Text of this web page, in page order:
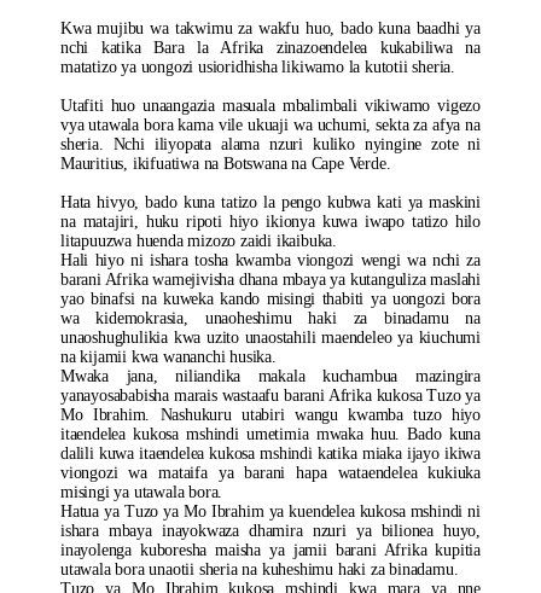
Kwa mujibu wa takwimu za wakfu huo, bado kuna baadhi ya
nchi katika Bara la Afrika zinazoendelea kukabiliwa na
matatizo ya uongozi usioridhisha likiwamo la kutotii sheria.
Utafiti huo unaangazia masuala mbalimbali vikiwamo vigezo
vya utawala bora kama vile ukuaji wa uchumi, sekta za afya na
sheria. Nchi iliyopata alama nzuri kuliko nyingine zote ni
Mauritius, ikifuatiwa na Botswana na Cape Verde.
Hata hivyo, bado kuna tatizo la pengo kubwa kati ya maskini
na matajiri, huku ripoti hiyo ikionya kuwa iwapo tatizo hilo
litapuuzwa huenda mizozo zaidi ikaibuka.
Hali hiyo ni ishara tosha kwamba viongozi wengi wa nchi za
barani Afrika wamejivisha dhana mbaya ya kutanguliza maslahi
yao binafsi na kuweka kando misingi thabiti ya uongozi bora
wa kidemokrasia, unaoheshimu haki za binadamu na
unaoshughulikia kwa uzito unaostahili maendeleo ya kiuchumi
na kijamii kwa wananchi husika.
Mwaka jana, niliandika makala kuchambua mazingira
yanayosababisha marais wastaafu barani Afrika kukosa Tuzo ya
Mo Ibrahim. Nashukuru utabiri wangu kwamba tuzo hiyo
itaendelea kukosa mshindi umetimia mwaka huu. Bado kuna
dalili kuwa itaendelea kukosa mshindi katika miaka ijayo ikiwa
viongozi wa mataifa ya barani hapa wataendelea kukiuka
misingi ya utawala bora.
Hatua ya Tuzo ya Mo Ibrahim ya kuendelea kukosa mshindi ni
ishara mbaya inayokwaza dhamira nzuri ya bilionea huyo,
inayolenga kuboresha maisha ya jamii barani Afrika kupitia
utawala bora unaotii sheria na kuheshimu haki za binadamu.
Tuzo ya Mo Ibrahim kukosa mshindi kwa mara ya nne